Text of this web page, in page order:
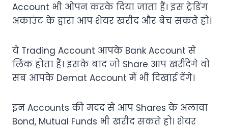
Account भी ओपन करके दिया जाता हैं। इस ट्रेडिंग
अकाउंट के द्वारा आप शेयर खरीद और बेच सकते हो।
ये Trading Account आपके Bank Account से
लिंक होता हैं। इसके बाद जो Share आप खरींदेंगे वो
सब आपके Demat Account में भी दिखाई देंगे।
इन Accounts की मदद से आप Shares के अलावा
Bond, Mutual Funds भी खरीद सकते हो। शेयर